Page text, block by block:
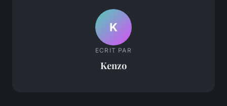
K
ECRIT PAR
Kenzo